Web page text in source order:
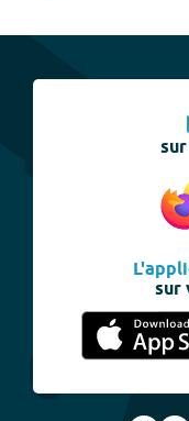
sur